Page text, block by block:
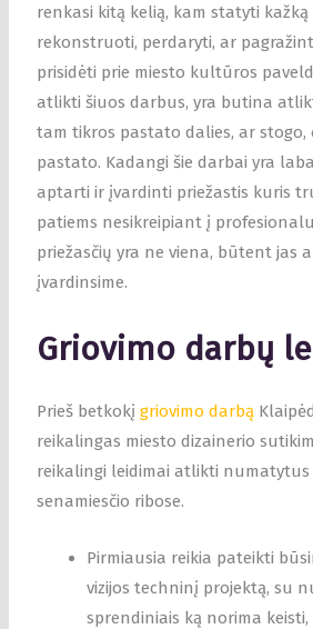
renkasi kitą kelią, kam statyti
rekonstruoti, perdaryti, ar
prisidėti prie miesto kultūros
atlikti šiuos darbus, yra butina
tam tikros pastato dalies, ar stogo,
pastato. Kadangi šie darbai yra
aptarti ir įvardinti priežastis kuris
patiems nesikreipiant į
priežasčių yra ne viena, būtent jas
įvardinsime.
Griovimo darbų
Prieš betkokįgriovimo darbą
reikalingas miesto dizainerio
reikalingi leidimai atlikti numatytus
senamiesčio ribose.
Pirmiausia reikia pateikti
vizijos techninį projektą, su
sprendiniais ką norima